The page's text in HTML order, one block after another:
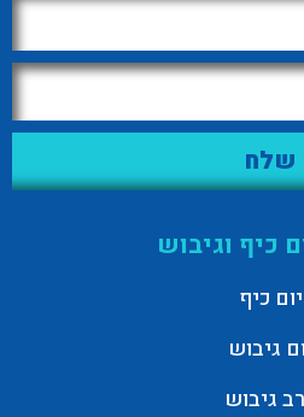
כיף וגיבוש
יום כיף
גיבוש
גיבוש